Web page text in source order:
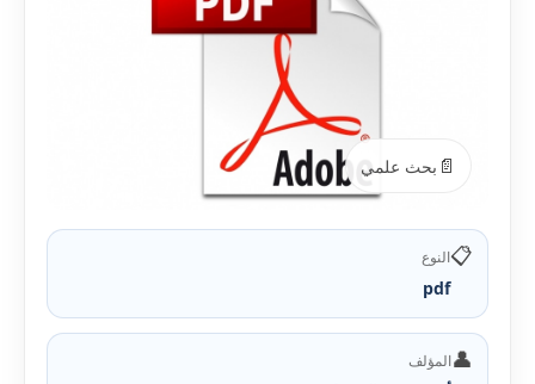
📄 بحث علمي
📋النوع
pdf
👤المؤلف